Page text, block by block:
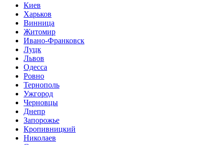
Киев
Харьков
Винница
Житомир
Ивано-Франковск
Луцк
Львов
Одесса
Ровно
Тернополь
Ужгород
Черновцы
Днепр
Запорожье
Кропивницкий
Николаев